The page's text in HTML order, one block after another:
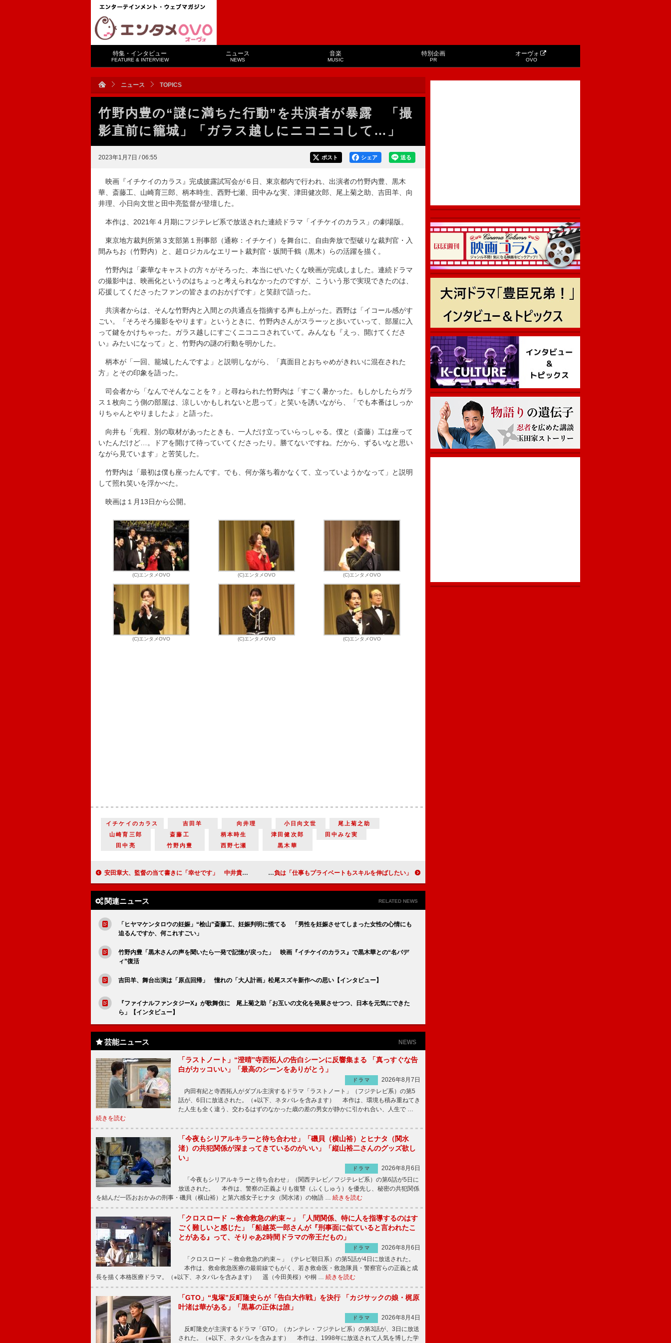
特集・インタビュー
FEATURE & INTERVIEW
ニュース
NEWS
音楽
MUSIC
特別企画
PR
オーヴォ
OVO
ニュース TOPICS
竹野内豊の“謎に満ちた行動”を共演者が暴露 「撮
影直前に籠城」「ガラス越しにニコニコして…」
2023年1月7日 / 06:55 送る
シェア
ポスト
映画『イチケイのカラス』完成披露試写会が６日、東京都内で行われ、出演者の竹野内豊、黒木
華、斎藤工、山崎育三郎、柄本時生、西野七瀬、田中みな実、津田健次郎、尾上菊之助、吉田羊、向
井理、小日向文世と田中亮監督が登壇した。
本作は、2021年４月期にフジテレビ系で放送された連続ドラマ「イチケイのカラス」の劇場版。
東京地方裁判所第３支部第１刑事部（通称：イチケイ）を舞台に、自由奔放で型破りな裁判官・入
間みちお（竹野内）と、超ロジカルなエリート裁判官・坂間千鶴（黒木）らの活躍を描く。
竹野内は「豪華なキャストの方々がそろった、本当にぜいたくな映画が完成しました。連続ドラマ
の撮影中は、映画化というのはちょっと考えられなかったのですが、こういう形で実現できたのは、
応援してくださったファンの皆さまのおかげです」と笑顔で語った。
共演者からは、そんな竹野内と入間との共通点を指摘する声も上がった。西野は「イコール感がす
ごい。『そろそろ撮影をやります』というときに、竹野内さんがスラーッと歩いていって、部屋に入
って鍵をかけちゃった。ガラス越しにすごくニコニコされていて。みんなも『えっ、開けてくださ
い』みたいになって」と、竹野内の謎の行動を明かした。
柄本が「一回、籠城したんですよ」と説明しながら、「真面目とおちゃめがきれいに混在された
方」とその印象を語った。
司会者から「なんでそんなことを？」と尋ねられた竹野内は「すごく暑かった。もしかしたらガラ
ス１枚向こう側の部屋は、涼しいかもしれないと思って」と笑いを誘いながら、「でも本番はしっか
りちゃんとやりましたよ」と語った。
向井も「先程、別の取材があったときも、一人だけ立っていらっしゃる。僕と（斎藤）工は座って
いたんだけど…。ドアを開けて待っていてくださったり。勝てないですね。だから、ずるいなと思い
ながら見ています」と苦笑した。
竹野内は「最初は僕も座ったんです。でも、何か落ち着かなくて、立っていようかなって」と説明
して照れ笑いを浮かべた。
映画は１月13日から公開。
(C)エンタメOVO (C)エンタメOVO (C)エンタメOVO
(C)エンタメOVO (C)エンタメOVO (C)エンタメOVO
イチケイのカラス 吉田羊 向井理 小日向文世
尾上菊之助
山崎育三郎
斎藤工 柄本時生 津田健次郎
田中みな実
田中亮
竹野内豊 西野七瀬 黒木華
安田章大、監督の当て書きに「幸せです」 中井貴一『嘘八百』第４弾の海外ロケを希望 安藤サクラ、過去に戻れるなら「生まれた瞬間を体験したい」 夏帆、今年の抱負は「仕事もプライベートもスキルを伸ばしたい」
関連ニュース RELATED NEWS
「ヒヤマケンタロウの妊娠」“桧山”斎藤工、妊娠判明に慌てる 「男性を妊娠させてしまった女性の心情にも
迫るんですか、何これすごい」
竹野内豊「黒木さんの声を聞いたら一発で記憶が戻った」 映画『イチケイのカラス』で黒木華との“名バデ
ィ”復活
吉田羊、舞台出演は「原点回帰」 憧れの「大人計画」松尾スズキ新作への思い【インタビュー】
『ファイナルファンタジーX』が歌舞伎に 尾上菊之助「お互いの文化を発展させつつ、日本を元気にできた
ら」【インタビュー】
芸能ニュース NEWS
「ラストノート」“澄晴”寺西拓人の告白シーンに反響集まる 「真っすぐな告
白がカッコいい」「最高のシーンをありがとう」
ドラマ
2026年8月7日
内田有紀と寺西拓人がダブル主演するドラマ「ラストノート」（フジテレビ系）の第5
話が、6日に放送された。（※以下、ネタバレを含みます） 本作は、環境も積み重ねてき
た人生も全く違う、交わるはずのなかった歳の差の男女が静かに引かれ合い、人生で …
続きを読む
「今夜もシリアルキラーと待ち合わせ」「磯貝（横山裕）とヒナタ（関水
渚）の共犯関係が深まってきているのがいい」「縦山裕二さんのグッズ欲し
い」
ドラマ
2026年8月6日
「今夜もシリアルキラーと待ち合わせ」（関西テレビ／フジテレビ系）の第6話が5日に
放送された。 本作は、警察の正義よりも復讐（ふくしゅう）を優先し、秘密の共犯関係
を結んだ一匹おおかみの刑事・磯貝（横山裕）と第六感女子ヒナタ（関水渚）の物語 … 続きを読む
「クロスロード ～救命救急の約束～」「人間関係、特に人を指導するのはす
ごく難しいと感じた」「船越英一郎さんが『刑事面に似ていると言われたこ
とがある』って、そりゃあ2時間ドラマの帝王だもの」
ドラマ
2026年8月6日
「クロスロード ～救命救急の約束～」（テレビ朝日系）の第5話が4日に放送された。
本作は、救命救急医療の最前線でもがく、若き救命医・救急隊員・警察官らの正義と成
長を描く本格医療ドラマ。（※以下、ネタバレを含みます） 遥（今田美桜）や桐 … 続きを読む
「GTO」“鬼塚”反町隆史らが「告白大作戦」を決行 「カジサックの娘・梶原
叶渚は華がある」「黒幕の正体は誰」
ドラマ
2026年8月4日
反町隆史が主演するドラマ「GTO」（カンテレ・フジテレビ系）の第3話が、3日に放送
された。（※以下、ネタバレを含みます） 本作は、1998年に放送されて人気を博した学